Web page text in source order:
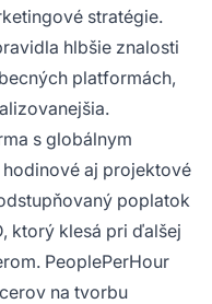
stratégie.
hlbšie znalosti
platformách,
s globálnym
aj projektové
poplatok
ktorý klesá pri ďalšej
PeoplePerHour
na tvorbu